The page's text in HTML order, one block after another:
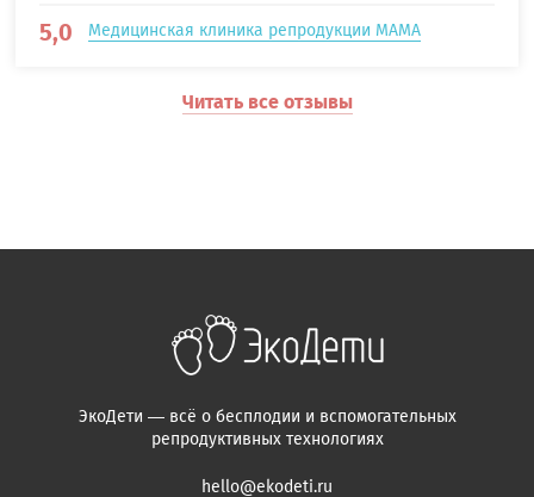
5,0 Медицинская клиника репродукции МАМА
Читать все отзывы
ЭкоДети — всё о бесплодии и вспомогательных
репродуктивных технологиях
hello@ekodeti.ru